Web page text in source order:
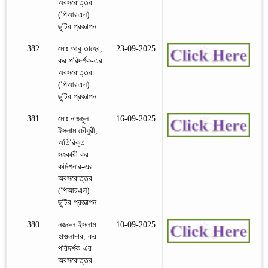
অবসরোত্তর
(পিআরএল)
ছুটির প্রজ্ঞাপন
382
মোঃ আবু তাহের,
কর পরিদর্শক-এর
অবসরোত্তর
(পিআরএল)
ছুটির প্রজ্ঞাপন
23-09-2025
381
মোঃ নাজমুল
ইসলাম চৌধুরী,
অতিরিক্ত
সহকারী কর
কমিশনার-এর
অবসরোত্তর
(পিআরএল)
ছুটির প্রজ্ঞাপন
16-09-2025
380
নজরুল ইসলাম
হাওলাদার, কর
পরিদর্শক-এর
অবসরোত্তর
10-09-2025